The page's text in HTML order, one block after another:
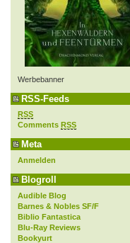
Werbebanner
RSS-Feeds
RSS
Comments RSS
Meta
Anmelden
Blogroll
Audible Blog
Barnes & Nobles SF/F
Biblio Fantastica
Blu-Ray Reviews
Bookyurt